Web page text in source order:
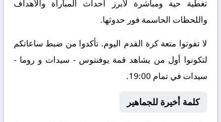
تغطية حية ومباشرة لأبرز احداث المباراة والأهداف
واللحظات الحاسمة فور حدوثها.
لا تفوتوا متعة كرة القدم اليوم. تأكدوا من ضبط ساعاتكم
لتكونوا أول من يشاهد قمة يوفنتوس - سيدات و روما -
سيدات في تمام 19:00.
كلمة أخيرة للجماهير